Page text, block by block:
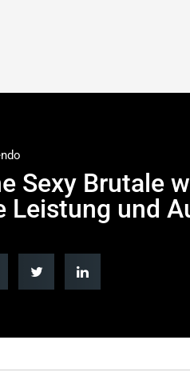
Sexy Brutale
Leistung und